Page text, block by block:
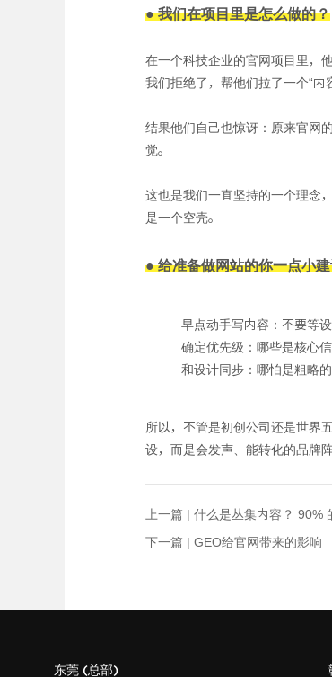
● 我们在项目里是怎么做的？
在一个科技企业的官网项目里，
我们拒绝了，帮他们拉了一个“内
结果他们自己也惊讶：原来官网
觉。
这也是我们一直坚持的一个理念
是一个空壳。
● 给准备做网站的你一点小
早点动手写内容：不要等
确定优先级：哪些是核心
和设计同步：哪怕是粗略
所以，不管是初创公司还是世界
设，而是会发声、能转化的品牌阵
上一篇 | 什么是丛集内容？ 90%
下一篇 | GEO给官网带来的影响
东莞 (总部)